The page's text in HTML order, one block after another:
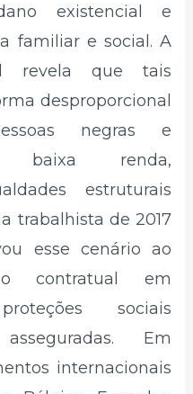
existencial e
familiar e social. A
revela que tais
desproporcional
negras e
baixa renda,
estruturais
trabalhista de 2017
esse cenário ao
contratual em
sociais
Em
internacionais